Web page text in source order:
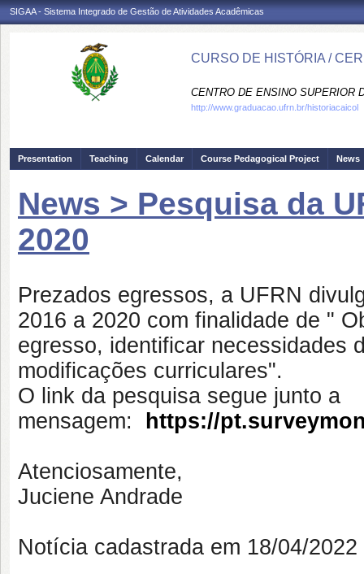
SIGAA - Sistema Integrado de Gestão de Atividades Acadêmicas
CURSO DE HISTÓRIA /
CENTRO DE ENSINO SUPERIOR
http://www.graduacao.ufrn.br/historiacaicol
Presentation Teaching Calendar Course Pedagogical Project News
News > Pesquisa da
2020
Prezados egressos, a UFRN
2016 a 2020 com finalidade de "
egresso, identificar necessidades
modificações curriculares".
O link da pesquisa segue junto a
mensagem:
https://
Atenciosamente,
Juciene Andrade
Notícia cadastrada em 18/04/